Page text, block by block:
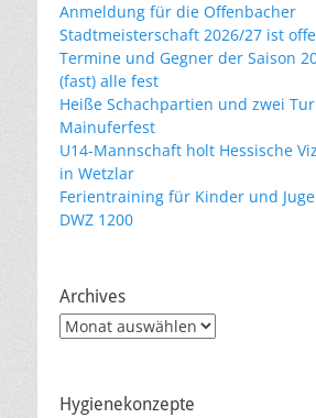
Anmeldung für die Offenbacher
Stadtmeisterschaft 2026/27 ist
Termine und Gegner der Saison
(fast) alle fest
Heiße Schachpartien und zwei
Mainuferfest
U14-Mannschaft holt Hessische
in Wetzlar
Ferientraining für Kinder und
DWZ 1200
Archives
Archives
Hygienekonzepte